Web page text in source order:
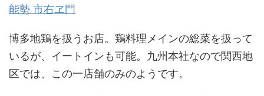
能勢 市右ヱ門
博多地鶏を扱うお店。鶏料理メインの総菜を扱って
いるが、イートインも可能。九州本社なので関西地
区では、この一店舗のみのようです。